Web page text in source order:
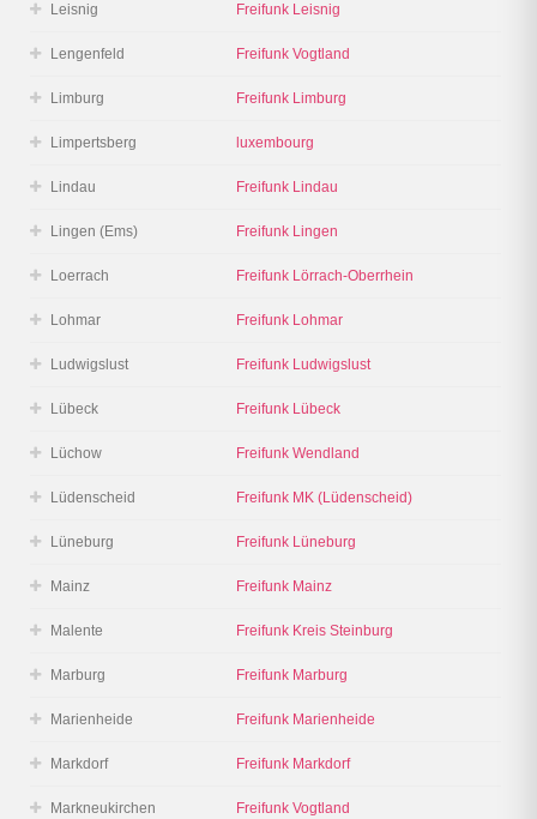
Leisnig Freifunk Leisnig
Lengenfeld Freifunk Vogtland
Limburg Freifunk Limburg
Limpertsberg luxembourg
Lindau Freifunk Lindau
Lingen (Ems) Freifunk Lingen
Loerrach Freifunk Lörrach-Oberrhein
Lohmar Freifunk Lohmar
Ludwigslust Freifunk Ludwigslust
Lübeck Freifunk Lübeck
Lüchow Freifunk Wendland
Lüdenscheid Freifunk MK (Lüdenscheid)
Lüneburg Freifunk Lüneburg
Mainz Freifunk Mainz
Malente Freifunk Kreis Steinburg
Marburg Freifunk Marburg
Marienheide Freifunk Marienheide
Markdorf Freifunk Markdorf
Markneukirchen Freifunk Vogtland